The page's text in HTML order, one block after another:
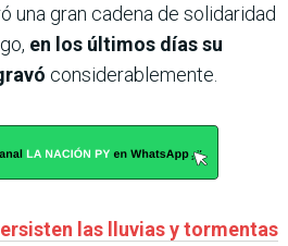
una gran cadena de solidaridad
en los últimos días su
considerablemente.
las lluvias y tormentas